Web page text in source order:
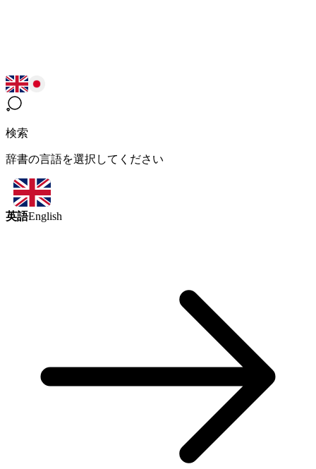
検索
辞書の言語を選択してください
英語English